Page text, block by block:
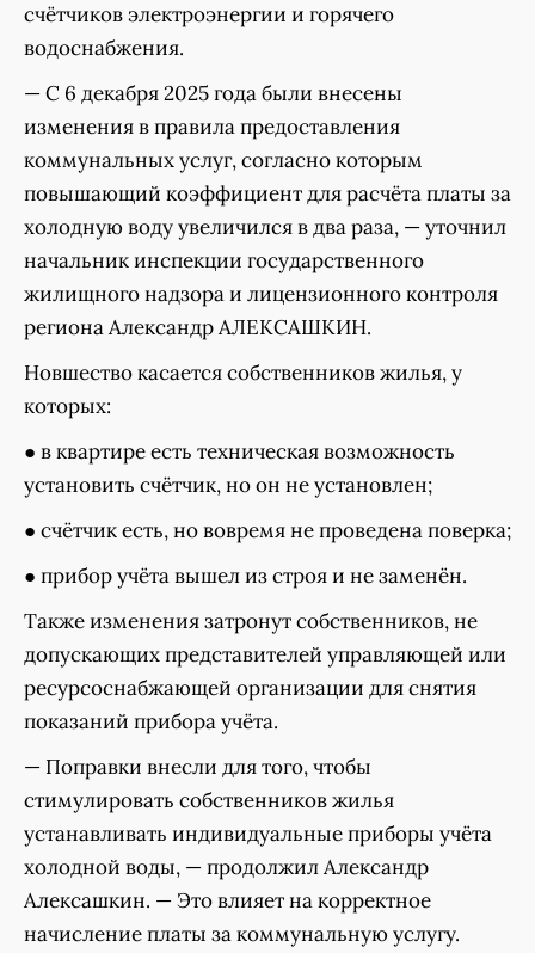
счётчиков электроэнергии и горячего
водоснабжения.
— С 6 декабря 2025 года были внесены
изменения в правила предоставления
коммунальных услуг, согласно которым
повышающий коэффициент для расчёта платы за
холодную воду увеличился в два раза, — уточнил
начальник инспекции государственного
жилищного надзора и лицензионного контроля
региона Александр АЛЕКСАШКИН.
Новшество касается собственников жилья, у
которых:
● в квартире есть техническая возможность
установить счётчик, но он не установлен;
● счётчик есть, но вовремя не проведена поверка;
● прибор учёта вышел из строя и не заменён.
Также изменения затронут собственников, не
допускающих представителей управляющей или
ресурсоснабжающей организации для снятия
показаний прибора учёта.
— Поправки внесли для того, чтобы
стимулировать собственников жилья
устанавливать индивидуальные приборы учёта
холодной воды, — продолжил Александр
Алексашкин. — Это влияет на корректное
начисление платы за коммунальную услугу.